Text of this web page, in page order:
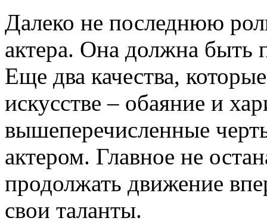
Далеко не последнюю
актера. Она должна быть
Еще два качества,
искусстве – обаяние и
вышеперечисленные
актером. Главное не
продолжать движение
свои таланты.